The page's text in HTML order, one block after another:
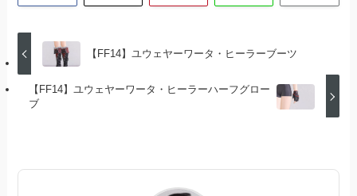
【FF14】ユウェヤーワータ・ヒーラーブーツ
【FF14】ユウェヤーワータ・ヒーラーハーフグロー
ブ